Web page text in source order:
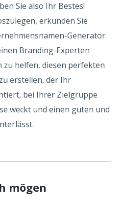
Sie also Ihr Bestes!
erkunden Sie
Generator.
Branding-Experten
helfen, diesen perfekten
erstellen, der Ihr
bei Ihrer Zielgruppe
weckt und einen guten und
mögen